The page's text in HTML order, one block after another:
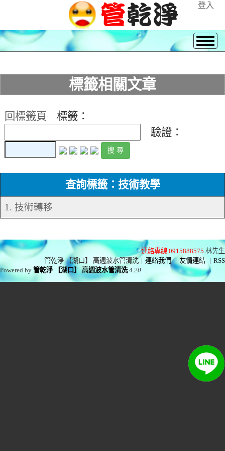
登入
標籤相關文章
回標籤頁
標籤：
驗證：
查詢標籤：技術教學
1. 技術轉移
連絡專線 0915888575 林先生
管乾淨 【湖口】 高週波水管清洗 | 連絡我們 | 友情連結 | RSS
Powered by管乾淨 【湖口】 高週波水管清洗 4.20